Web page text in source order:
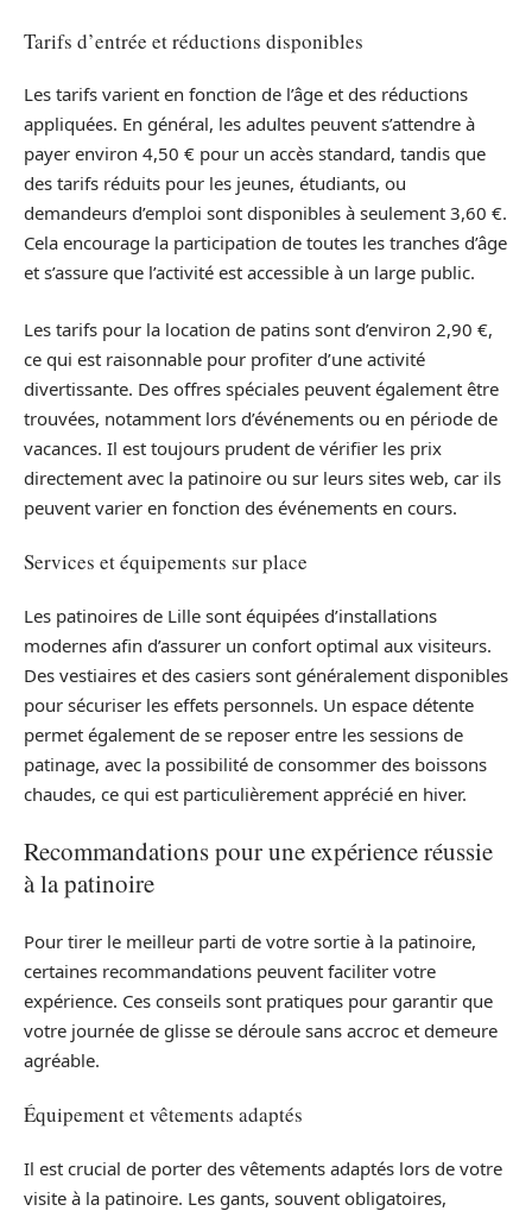
Tarifs d’entrée et réductions disponibles
Les tarifs varient en fonction de l’âge et des réductions
appliquées. En général, les adultes peuvent s’attendre à
payer environ 4,50 € pour un accès standard, tandis que
des tarifs réduits pour les jeunes, étudiants, ou
demandeurs d’emploi sont disponibles à seulement 3,60 €.
Cela encourage la participation de toutes les tranches d’âge
et s’assure que l’activité est accessible à un large public.
Les tarifs pour la location de patins sont d’environ 2,90 €,
ce qui est raisonnable pour profiter d’une activité
divertissante. Des offres spéciales peuvent également être
trouvées, notamment lors d’événements ou en période de
vacances. Il est toujours prudent de vérifier les prix
directement avec la patinoire ou sur leurs sites web, car ils
peuvent varier en fonction des événements en cours.
Services et équipements sur place
Les patinoires de Lille sont équipées d’installations
modernes afin d’assurer un confort optimal aux visiteurs.
Des vestiaires et des casiers sont généralement disponibles
pour sécuriser les effets personnels. Un espace détente
permet également de se reposer entre les sessions de
patinage, avec la possibilité de consommer des boissons
chaudes, ce qui est particulièrement apprécié en hiver.
Recommandations pour une expérience réussie
à la patinoire
Pour tirer le meilleur parti de votre sortie à la patinoire,
certaines recommandations peuvent faciliter votre
expérience. Ces conseils sont pratiques pour garantir que
votre journée de glisse se déroule sans accroc et demeure
agréable.
Équipement et vêtements adaptés
Il est crucial de porter des vêtements adaptés lors de votre
visite à la patinoire. Les gants, souvent obligatoires,